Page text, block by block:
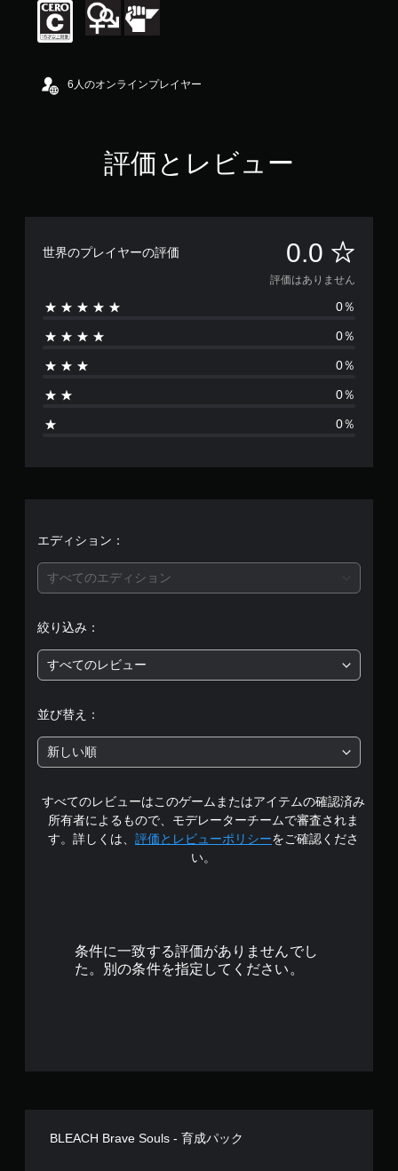
6人のオンラインプレイヤー
評価とレビュー
世界のプレイヤーの評価 0.0 評
価
は
あ
ま
評価はありません
0％
0％
0％
0％
0％
エディション：
すべてのエディション
絞り込み：
すべてのレビュー
並び替え：
新しい順
すべてのレビューはこのゲームまたはアイテムの確認済み
所有者によるもので、モデレーターチームで審査されま
す。詳しくは、 評価とレビューポリシーをご確認くださ
い。
条件に一致する評価がありませんでし
た。別の条件を指定してください。
BLEACH Brave Souls - 育成パック